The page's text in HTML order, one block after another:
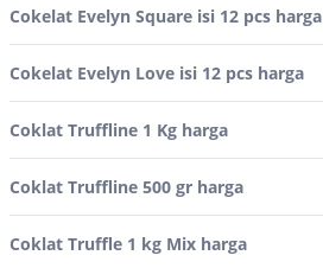
Cokelat Evelyn Square isi 12 pcs harga
Cokelat Evelyn Love isi 12 pcs harga
Coklat Truffline 1 Kg harga
Coklat Truffline 500 gr harga
Coklat Truffle 1 kg Mix harga